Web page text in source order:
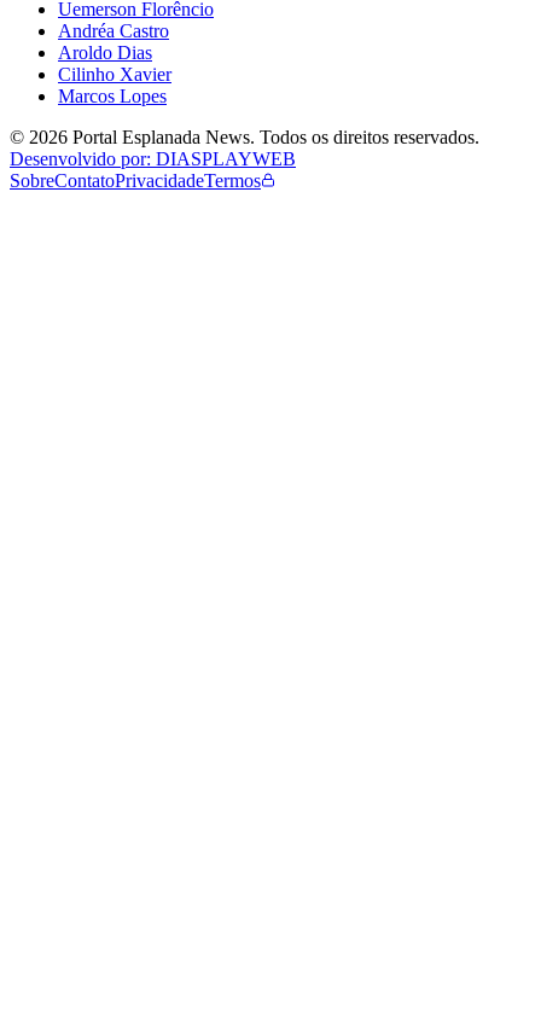
Uemerson Florêncio
Andréa Castro
Aroldo Dias
Cilinho Xavier
Marcos Lopes
© 2026 Portal Esplanada News. Todos os direitos reservados.
Desenvolvido por: DIASPLAYWEB
SobreContatoPrivacidadeTermos